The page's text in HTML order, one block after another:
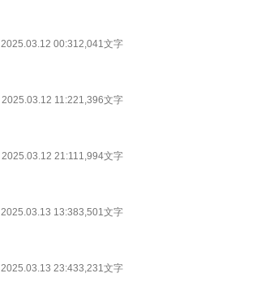
2025.03.12 00:312,041文字
2025.03.12 11:221,396文字
2025.03.12 21:111,994文字
2025.03.13 13:383,501文字
2025.03.13 23:433,231文字